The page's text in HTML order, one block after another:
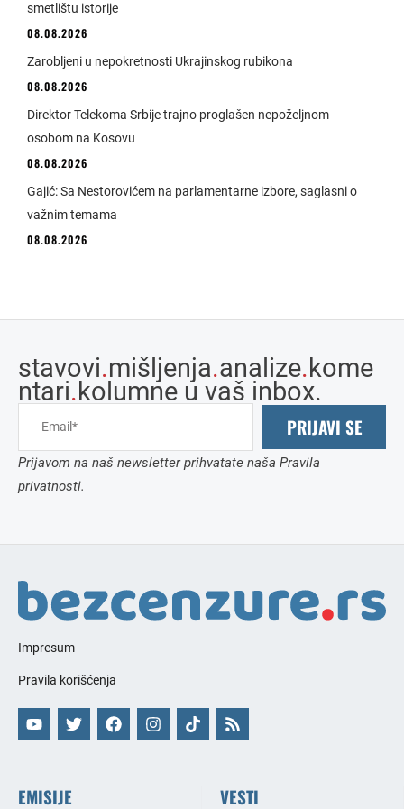
smetlištu istorije
08.08.2026
Zarobljeni u nepokretnosti Ukrajinskog rubikona
08.08.2026
Direktor Telekoma Srbije trajno proglašen nepoželjnom
osobom na Kosovu
08.08.2026
Gajić: Sa Nestorovićem na parlamentarne izbore, saglasni o
važnim temama
08.08.2026
stavovi.mišljenja.analize.kome
ntari.kolumne u vaš inbox.
PRIJAVI SE
Prijavom na naš newsletter prihvatate naša Pravila
privatnosti.
Impresum
Pravila korišćenja
EMISIJE VESTI